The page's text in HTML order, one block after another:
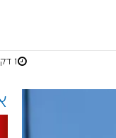
1 דקות